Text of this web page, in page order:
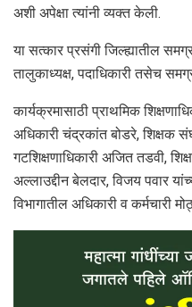
अशी अपेक्षा त्यांनी व्यक्त केली.
या सत्कार प्रसंगी जिल्ह्यातील
तालुकाध्यक्ष, पदाधिकारी तसेच
कार्यक्रमासाठी प्राथमिक
अधिकारी चंद्रकांत बोडरे, शिक्षक
गटशिक्षणाधिकारी अजित तडवी,
अल्लाउद्दीन बेलदार, विजय पवार
विभागातील अधिकारी व कर्मचारी